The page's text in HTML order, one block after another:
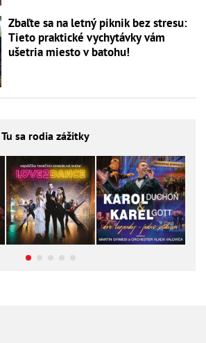
Zbaľte sa na letný piknik bez stresu:
Tieto praktické vychytávky vám
ušetria miesto v batohu!
Tu sa rodia zážitky